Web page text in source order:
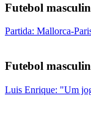
Futebol
Partida: Mallorca-
Futebol
Luis Enrique: "Um